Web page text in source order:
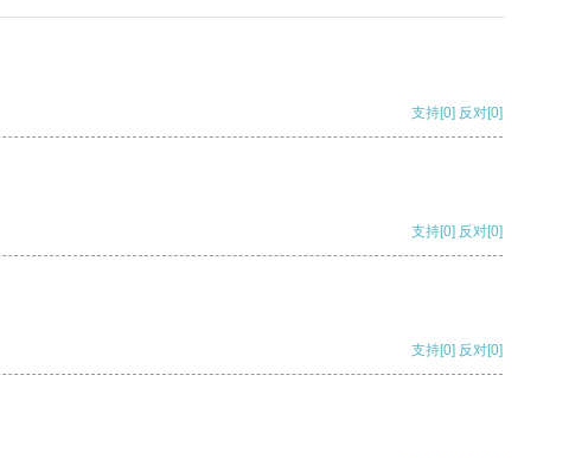
支持[0] 反对[0]
支持[0] 反对[0]
支持[0] 反对[0]